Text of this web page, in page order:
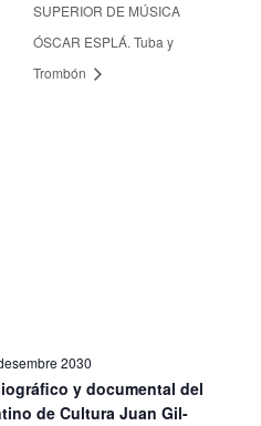
SUPERIOR DE MÚSICA
ÓSCAR ESPLÁ. Tuba y
Trombón
2030
y documental del
de Cultura Juan Gil-